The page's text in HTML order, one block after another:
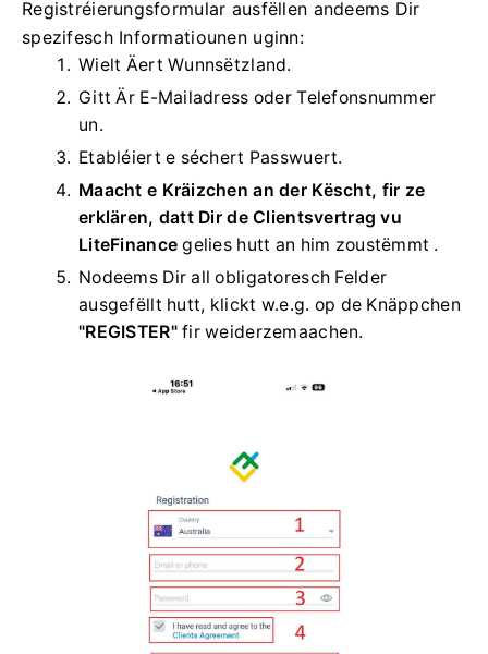
Registréierungsformular ausfëllen andeems Dir
spezifesch Informatiounen uginn:
Wielt Äert Wunnsëtzland.
Gitt Är E-Mailadress oder Telefonsnummer
un.
Etabléiert e séchert Passwuert.
Maacht e Kräizchen an der Këscht, fir ze
erklären, datt Dir de Clientsvertrag vu
LiteFinance gelies hutt an him zoustëmmt .
Nodeems Dir all obligatoresch Felder
ausgefëllt hutt, klickt w.e.g. op de Knäppchen
"REGISTER"fir weiderzemaachen.